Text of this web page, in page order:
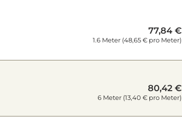
77,84 €
1.6 Meter (48,65 € pro Meter)
80,42 €
6 Meter (13,40 € pro Meter)